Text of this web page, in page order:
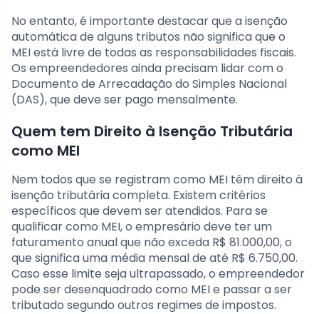
No entanto, é importante destacar que a isenção
automática de alguns tributos não significa que o
MEI está livre de todas as responsabilidades fiscais.
Os empreendedores ainda precisam lidar com o
Documento de Arrecadação do Simples Nacional
(DAS), que deve ser pago mensalmente.
Quem tem Direito à Isenção Tributária
como MEI
Nem todos que se registram como MEI têm direito à
isenção tributária completa. Existem critérios
específicos que devem ser atendidos. Para se
qualificar como MEI, o empresário deve ter um
faturamento anual que não exceda R$ 81.000,00, o
que significa uma média mensal de até R$ 6.750,00.
Caso esse limite seja ultrapassado, o empreendedor
pode ser desenquadrado como MEI e passar a ser
tributado segundo outros regimes de impostos.